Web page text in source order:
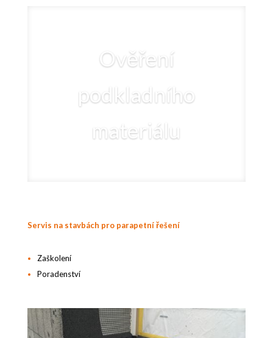
Ověření
podkladního
materiálu
Servis na stavbách pro parapetní řešení
Zaškolení
Poradenství